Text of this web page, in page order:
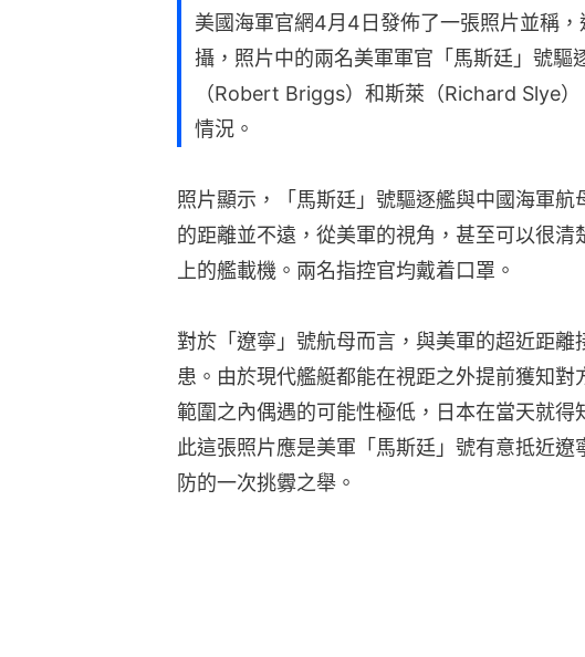
美國海軍官網4月4日發佈了一張照片並稱
攝，照片中的兩名美軍軍官「馬斯廷」號驅
（Robert Briggs）和斯萊（Richard Slye
情況。
照片顯示，「馬斯廷」號驅逐艦與中國海軍
的距離並不遠，從美軍的視角，甚至可以很清
上的艦載機。兩名指控官均戴着口罩。
對於「遼寧」號航母而言，與美軍的超近距
患。由於現代艦艇都能在視距之外提前獲知
範圍之內偶遇的可能性極低，日本在當天就得
此這張照片應是美軍「馬斯廷」號有意抵近遼
防的一次挑釁之舉。